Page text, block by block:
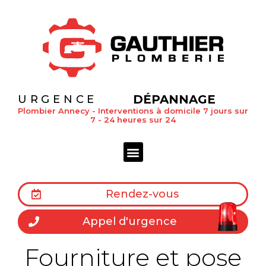
URGENCE DÉPANNAGE
Plombier Annecy - Interventions à domicile 7 jours sur
7 - 24 heures sur 24
Rendez-vous
Appel d'urgence
Fourniture et pose